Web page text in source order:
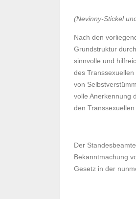
(Nevinny-Stickel
Nach den
Grundstruktur
sinnvolle und
des
von
volle Anerkennung
den
Der
Bekanntmachung
Gesetz in der